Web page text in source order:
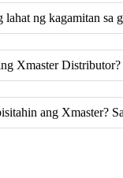
ng kagamitan sa
Xmaster
ang Xmaster?